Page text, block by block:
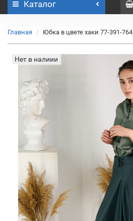
Каталог
Главная Юбка в цвете хаки 77-391-764
Нет в налиии